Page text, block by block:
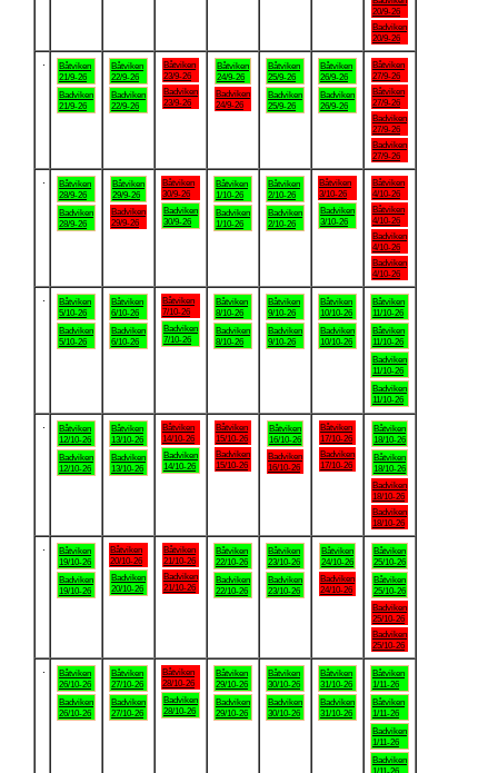
20/9-26
Badviken
20/9-26
Båtviken
21/9-26
Badviken
21/9-26
Båtviken
22/9-26
Badviken
22/9-26
Båtviken
23/9-26
Badviken
23/9-26
Båtviken
24/9-26
Badviken
24/9-26
Båtviken
25/9-26
Badviken
25/9-26
Båtviken
26/9-26
Badviken
26/9-26
Båtviken
27/9-26
Båtviken
27/9-26
Badviken
27/9-26
Badviken
27/9-26
Båtviken
28/9-26
Badviken
28/9-26
Båtviken
29/9-26
Badviken
29/9-26
Båtviken
30/9-26
Badviken
30/9-26
Båtviken
1/10-26
Badviken
1/10-26
Båtviken
2/10-26
Badviken
2/10-26
Båtviken
3/10-26
Badviken
3/10-26
Båtviken
4/10-26
Båtviken
4/10-26
Badviken
4/10-26
Badviken
4/10-26
Båtviken
5/10-26
Badviken
5/10-26
Båtviken
6/10-26
Badviken
6/10-26
Båtviken
7/10-26
Badviken
7/10-26
Båtviken
8/10-26
Badviken
8/10-26
Båtviken
9/10-26
Badviken
9/10-26
Båtviken
10/10-26
Badviken
10/10-26
Båtviken
11/10-26
Båtviken
11/10-26
Badviken
11/10-26
Badviken
11/10-26
Båtviken
12/10-26
Badviken
12/10-26
Båtviken
13/10-26
Badviken
13/10-26
Båtviken
14/10-26
Badviken
14/10-26
Båtviken
15/10-26
Badviken
15/10-26
Båtviken
16/10-26
Badviken
16/10-26
Båtviken
17/10-26
Badviken
17/10-26
Båtviken
18/10-26
Båtviken
18/10-26
Badviken
18/10-26
Badviken
18/10-26
Båtviken
19/10-26
Badviken
19/10-26
Båtviken
20/10-26
Badviken
20/10-26
Båtviken
21/10-26
Badviken
21/10-26
Båtviken
22/10-26
Badviken
22/10-26
Båtviken
23/10-26
Badviken
23/10-26
Båtviken
24/10-26
Badviken
24/10-26
Båtviken
25/10-26
Båtviken
25/10-26
Badviken
25/10-26
Badviken
25/10-26
Båtviken
26/10-26
Badviken
26/10-26
Båtviken
27/10-26
Badviken
27/10-26
Båtviken
28/10-26
Badviken
28/10-26
Båtviken
29/10-26
Badviken
29/10-26
Båtviken
30/10-26
Badviken
30/10-26
Båtviken
31/10-26
Badviken
31/10-26
Båtviken
1/11-26
Båtviken
1/11-26
Badviken
1/11-26
Badviken
1/11-26